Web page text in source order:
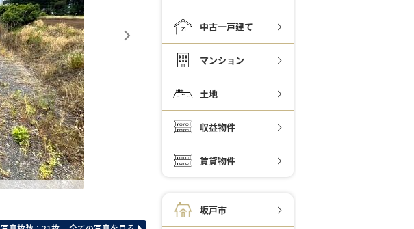
中古一戸建て
マンション
土地
収益物件
賃貸物件
坂戸市